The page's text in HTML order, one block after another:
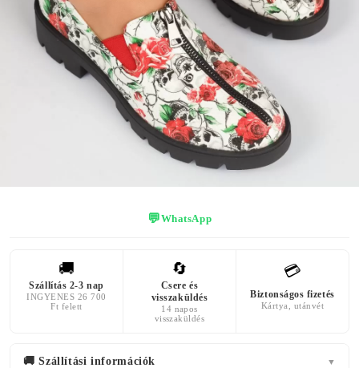
SZÍN
fehér
KÜLSŐ
ANYAG
Mesterséges
Bőr
SAROK
MAGASSÁGA
4 centiméter
💬WhatsApp
🚚
Szállítás 2-3 nap
INGYENES 26 700
Ft felett
🔄
Csere és
visszaküldés
14 napos
visszaküldés
💳
Biztonságos fizetés
Kártya, utánvét
🚚 Szállítási információk ▼